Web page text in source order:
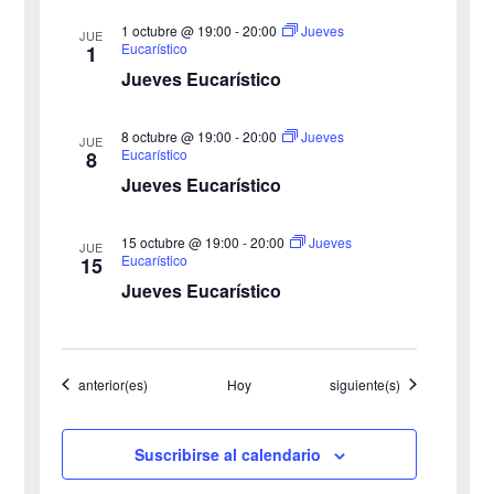
v
e
v
e
JUE
1
Jueves Eucarístico
1 octubre @ 19:00 -20:00
Jueves
Eucarístico
JUE
8
Jueves Eucarístico
8 octubre @ 19:00 -20:00
Jueves
Eucarístico
JUE
15
Jueves Eucarístico
15 octubre @ 19:00 -20:00
Jueves
Eucarístico
Eventos
anterior(es) Hoy Eventos
siguiente(s)
Suscribirse al calendario